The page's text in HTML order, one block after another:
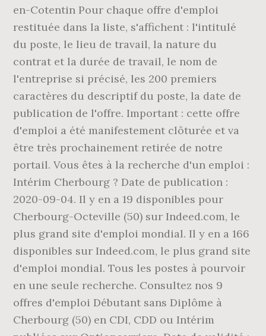
en-Cotentin Pour chaque offre d'emploi
restituée dans la liste, s'affichent : l'intitulé
du poste, le lieu de travail, la nature du
contrat et la durée de travail, le nom de
l'entreprise si précisé, les 200 premiers
caractères du descriptif du poste, la date de
publication de l'offre. Important : cette offre
d'emploi a été manifestement clôturée et va
être très prochainement retirée de notre
portail. Vous êtes à la recherche d'un emploi :
Intérim Cherbourg ? Date de publication :
2020-09-04. Il y en a 19 disponibles pour
Cherbourg-Octeville (50) sur Indeed.com, le
plus grand site d'emploi mondial. Il y en a 166
disponibles sur Indeed.com, le plus grand site
d'emploi mondial. Tous les postes à pourvoir
en une seule recherche. Consultez nos 9
offres d'emploi Débutant sans Diplôme à
Cherbourg (50) en CDI, CDD ou Intérim